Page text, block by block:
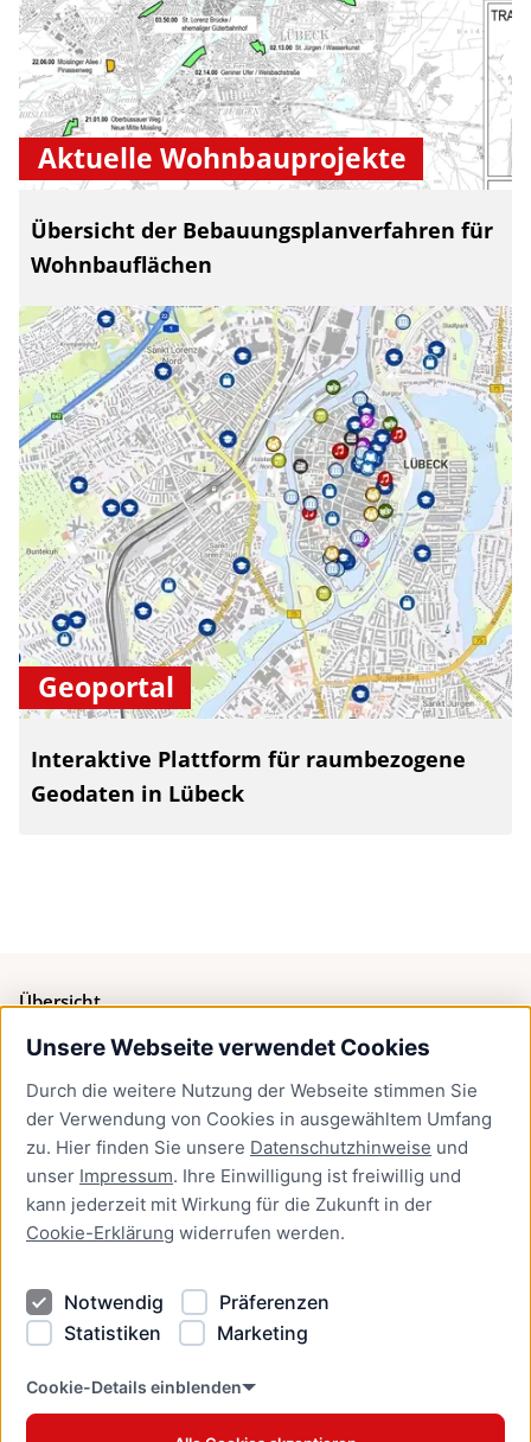
Unsere Webseite verwendet Cookies
Durch die weitere Nutzung der Webseite stimmen Sie
der Verwendung von Cookies in ausgewähltem Umfang
zu. Hier finden Sie unsere Datenschutzhinweise und
unser Impressum. Ihre Einwilligung ist freiwillig und
kann jederzeit mit Wirkung für die Zukunft in der
Cookie-Erklärung widerrufen werden.
Notwendig
Präferenzen
Statistiken
Marketing
Cookie-Details einblenden
Aktuelle Wohnbauprojekte
Übersicht der Bebauungsplanverfahren für
Wohnbauflächen
Geoportal
Interaktive Plattform für raumbezogene
Geodaten in Lübeck
Übersicht
Bürgerservice
Presse
Newsletter Lübeck:kompakt
Kontakt
Kontakt
Datenschutzhinweise
Barrierefreiheit
Cookie Erklärung